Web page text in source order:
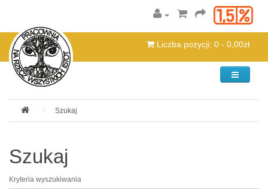
Liczba pozycji: 0 - 0,00zł
Kategorie
Szukaj
Szukaj
Kryteria wyszukiwania